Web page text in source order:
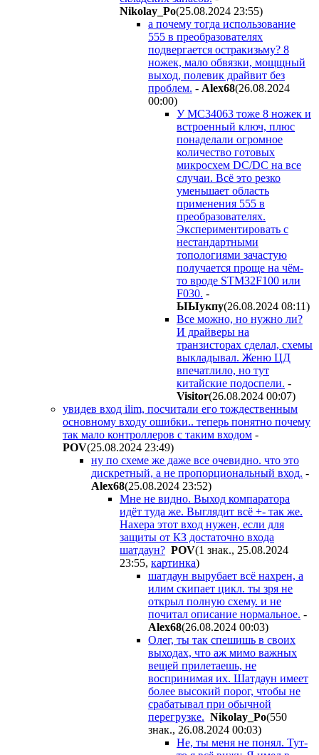
Nikolay_Po(25.08.2024 23:55)
а почему тогда использование
555 в преобразователях
подвергается остракизьму? 8
ножек, мало обвязки, мощщный
выход, полевик драйвит без
проблем. - Alex68(26.08.2024
00:00)
У MC34063 тоже 8 ножек и
встроенный ключ, плюс
понаделали огромное
количество готовых
микросхем DC/DC на все
случаи. Всё это резко
уменьшает область
применения 555 в
преобразователях.
Экспериментировать с
нестандартными
топологиями зачастую
получается проще на чём-
то вроде STM32F100 или
F030. -
ЫЫyкпy(26.08.2024 08:11)
Все можно, но нужно ли?
И драйверы на
транзисторах сделал, схемы
выкладывал. Женю ЦД
впечатлило, но тут
китайские подоспели. -
Visitor(26.08.2024 00:07)
увидев вход ilim, посчитали его тождественным
основному входу ошибки.. теперь понятно почему
так мало контроллеров с таким входом -
POV(25.08.2024 23:49)
ну по схеме же даже все очевидно. что это
дискретный, а не пропорциональный вход. -
Alex68(25.08.2024 23:52)
Мне не видно. Выход компаратора
идёт туда же. Выглядит всё +- так же.
Нахера этот вход нужен, если для
защиты от КЗ достаточно входа
шатдаун? POV(1 знак., 25.08.2024
23:55, картинка)
шатдаун вырубает всё нахрен, а
илим скипает цикл. ты зря не
открыл полную схему. и не
почитал описание нормальное. -
Alex68(26.08.2024 00:03)
Олег, ты так спешишь в своих
выходах, что аж мимо важных
вещей прилетаешь, не
воспринимая их. Шатдаун имеет
более высокий порог, чтобы не
срабатывал при обычной
перегрузке. Nikolay_Po(550
знак., 26.08.2024 00:03)
Не, ты меня не понял. Тут-